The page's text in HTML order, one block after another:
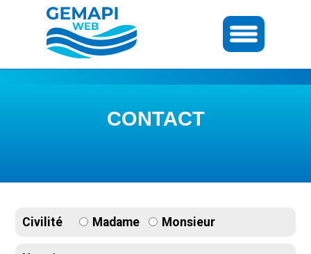
CONTACT
Civilité Madame Monsieur